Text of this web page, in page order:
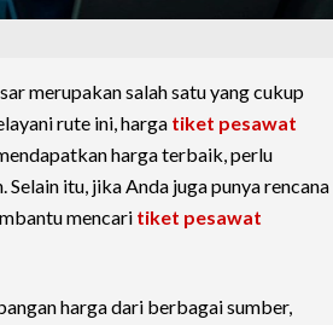
merupakan salah satu yang cukup
rute ini, harga tiket pesawat
harga terbaik, perlu
itu, jika Anda juga punya rencana
mencari tiket pesawat
harga dari berbagai sumber,